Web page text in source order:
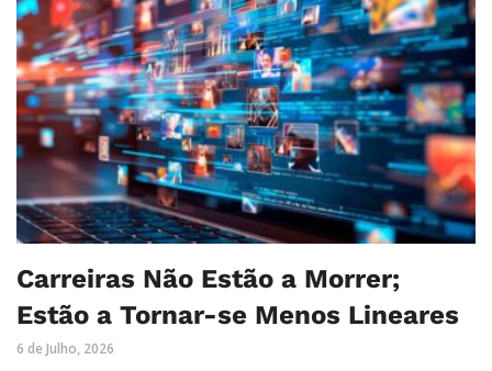
Carreiras Não Estão a Morrer;
Estão a Tornar-se Menos Lineares
6 de Julho, 2026